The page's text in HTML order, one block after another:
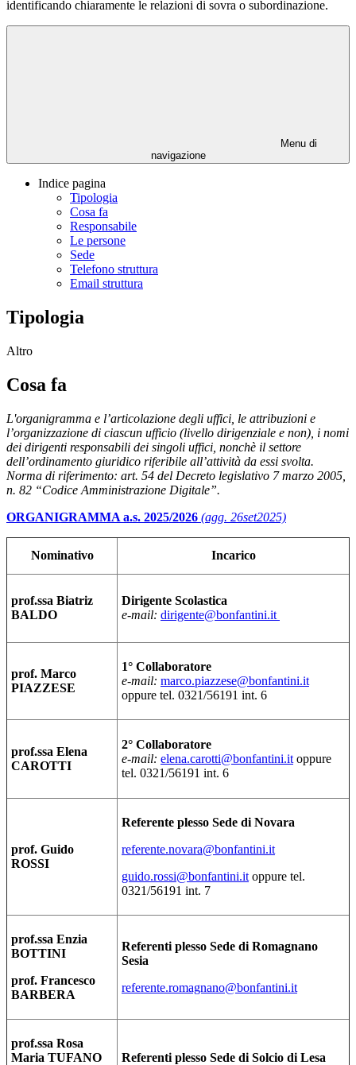
identificando chiaramente le relazioni di sovra o subordinazione.
Menu di
navigazione
Indice pagina
Tipologia
Cosa fa
Responsabile
Le persone
Sede
Telefono struttura
Email struttura
Tipologia
Altro
Cosa fa
L'organigramma e l’articolazione degli uffici, le attribuzioni e
l’organizzazione di ciascun ufficio (livello dirigenziale e non), i nomi
dei dirigenti responsabili dei singoli uffici, nonchè il settore
dell’ordinamento giuridico riferibile all’attività da essi svolta.
Norma di riferimento: art. 54 del Decreto legislativo 7 marzo 2005,
n. 82 “Codice Amministrazione Digitale”.
ORGANIGRAMMA a.s. 2025/2026 (agg. 26set2025)
Nominativo Incarico
prof.ssa Biatriz
BALDO
Dirigente Scolastica
e-mail: dirigente@bonfantini.it
prof. Marco
PIAZZESE
1° Collaboratore
e-mail: marco.piazzese@bonfantini.it
oppure tel. 0321/56191 int. 6
prof.ssa Elena
CAROTTI
2° Collaboratore
e-mail: elena.carotti@bonfantini.it oppure
tel. 0321/56191 int. 6
prof. Guido
ROSSI
Referente plesso Sede di Novara
referente.novara@bonfantini.it
guido.rossi@bonfantini.it oppure tel.
0321/56191 int. 7
prof.ssa Enzia
BOTTINI
prof. Francesco
BARBERA
Referenti plesso Sede di Romagnano
Sesia
referente.romagnano@bonfantini.it
prof.ssa Rosa
Maria TUFANO
Referenti plesso Sede di Solcio di Lesa